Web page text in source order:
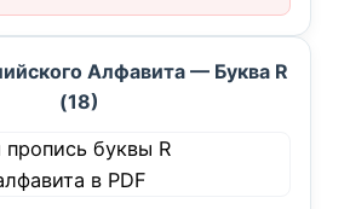
Алфавита — Буква R
(18)